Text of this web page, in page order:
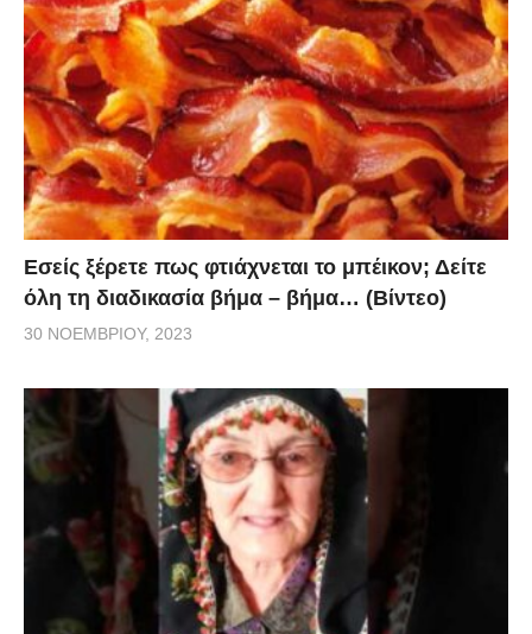
Εσείς ξέρετε πως φτιάχνεται το μπέικον; Δείτε
όλη τη διαδικασία βήμα – βήμα… (Βίντεο)
30 ΝΟΕΜΒΡΊΟΥ, 2023